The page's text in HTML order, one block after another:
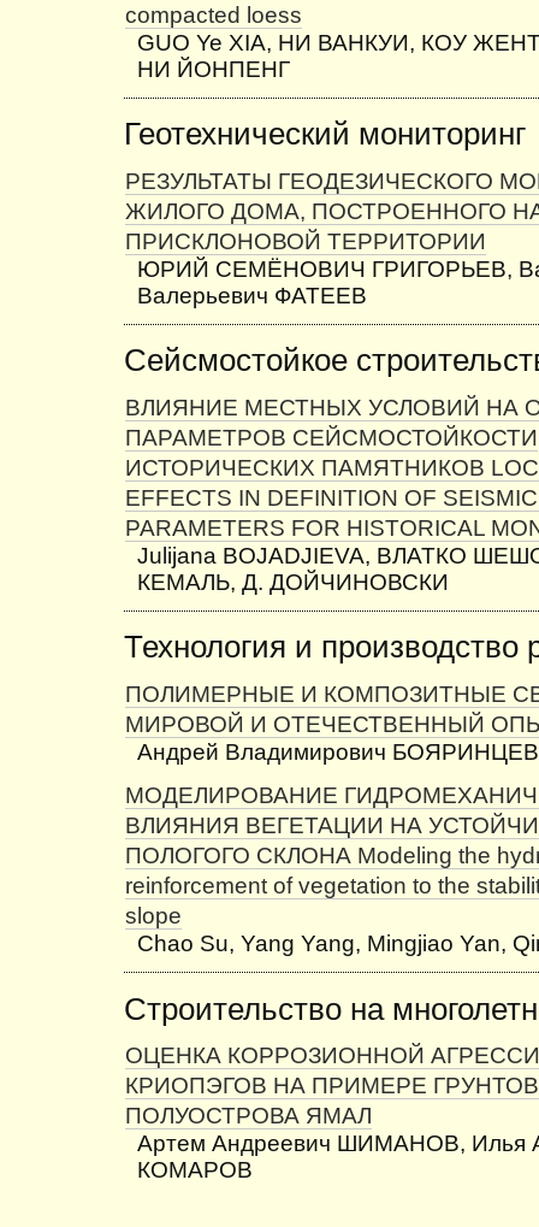
compacted loess
GUO Ye XIA, НИ ВАНКУИ, КОУ
НИ ЙОНПЕНГ
Геотехнический мониторинг
РЕЗУЛЬТАТЫ ГЕОДЕЗИЧЕСКОГО
ЖИЛОГО ДОМА, ПОСТРОЕННОГО
ПРИСКЛОНОВОЙ ТЕРРИТОРИИ
ЮРИЙ СЕМЁНОВИЧ ГРИГОРЬЕВ,
Валерьевич ФАТЕЕВ
Сейсмостойкое
ВЛИЯНИЕ МЕСТНЫХ УСЛОВИЙ НА
ПАРАМЕТРОВ СЕЙСМОСТОЙКОСТИ
ИСТОРИЧЕСКИХ ПАМЯТНИКОВ
EFFECTS IN DEFINITION OF
PARAMETERS FOR HISTORICAL
Julijana BOJADJIEVA, ВЛАТКО
КЕМАЛЬ, Д. ДОЙЧИНОВСКИ
Технология и производство
ПОЛИМЕРНЫЕ И КОМПОЗИТНЫЕ
МИРОВОЙ И ОТЕЧЕСТВЕННЫЙ
Андрей Владимирович БОЯРИНЦЕВ
МОДЕЛИРОВАНИЕ
ВЛИЯНИЯ ВЕГЕТАЦИИ НА
ПОЛОГОГО СКЛОНА Modeling the
reinforcement of vegetation to the
slope
Chao Su, Yang Yang, Mingjiao Yan,
Строительство на
ОЦЕНКА КОРРОЗИОННОЙ
КРИОПЭГОВ НА ПРИМЕРЕ
ПОЛУОСТРОВА ЯМАЛ
Артем Андреевич ШИМАНОВ, Илья
КОМАРОВ